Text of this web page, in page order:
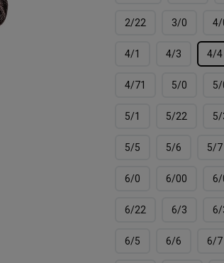
2/22 3/0 4/
4/1 4/3 4/4
4/71 5/0 5/
5/1 5/22 5/
5/5 5/6 5/7
6/0 6/00 6/
6/22 6/3 6/
6/5 6/6 6/7